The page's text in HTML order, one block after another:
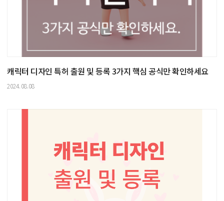
캐릭터 디자인 특허 출원 및 등록 3가지 핵심 공식만 확인하세요
2024.08.08